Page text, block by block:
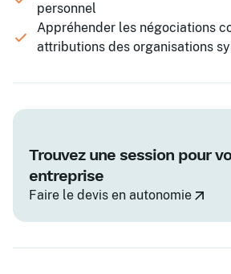
personnel
Appréhender les négociations
attributions des organisations
Trouvez une session pour
entreprise
Faire le devis en autonomie